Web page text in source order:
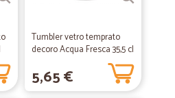
Tumbler vetro temprato
decoro Acqua Fresca 35,5 cl
5,65 €